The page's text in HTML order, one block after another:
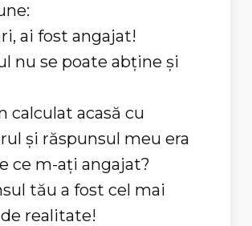
ai fost angajat!
nu se poate abţine şi
calculat acasă cu
şi răspunsul meu era
ce m-aţi angajat?
tău a fost cel mai
realitate!